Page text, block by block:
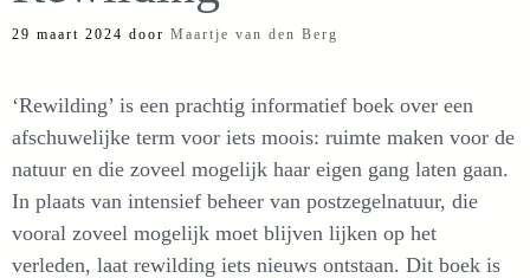
29 maart 2024 door Maartje van den Berg
‘Rewilding’ is een prachtig informatief boek over een
afschuwelijke term voor iets moois: ruimte maken voor de
natuur en die zoveel mogelijk haar eigen gang laten gaan.
In plaats van intensief beheer van postzegelnatuur, die
vooral zoveel mogelijk moet blijven lijken op het
verleden, laat rewilding iets nieuws ontstaan. Dit boek is